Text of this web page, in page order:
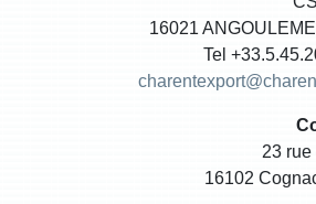
16021
Tel
23 rue
16102